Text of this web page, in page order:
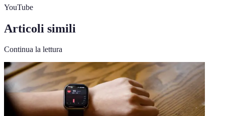
YouTube
Articoli simili
Continua la lettura